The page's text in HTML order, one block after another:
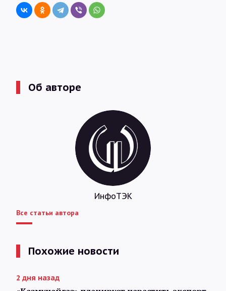
Об авторе
ИнфоТЭК
Все статьи автора
Похожие новости
2 дня назад